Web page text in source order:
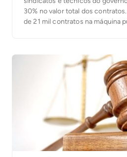
30% no valor total dos
de 21 mil contratos na máquina
com este corte seria […]